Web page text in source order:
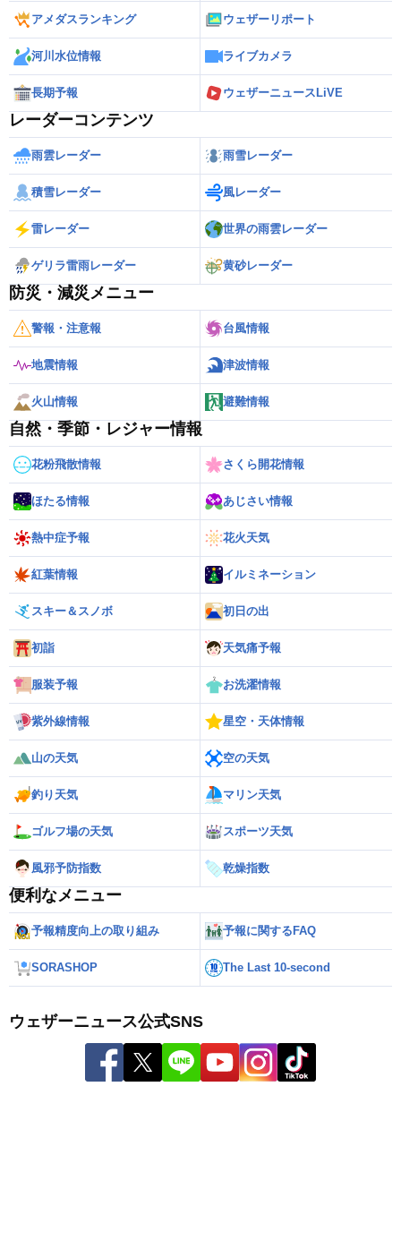
アメダスランキング ウェザーリポート
河川水位情報 ライブカメラ
長期予報 ウェザーニュースLiVE
レーダーコンテンツ
雨雲レーダー 雨雪レーダー
積雪レーダー 風レーダー
雷レーダー 世界の雨雲レーダー
ゲリラ雷雨レーダー 黄砂レーダー
防災・減災メニュー
警報・注意報 台風情報
地震情報 津波情報
火山情報 避難情報
自然・季節・レジャー情報
花粉飛散情報 さくら開花情報
ほたる情報 あじさい情報
熱中症予報 花火天気
紅葉情報 イルミネーション
スキー＆スノボ 初日の出
初詣 天気痛予報
服装予報 お洗濯情報
紫外線情報 星空・天体情報
山の天気 空の天気
釣り天気 マリン天気
ゴルフ場の天気 スポーツ天気
風邪予防指数 乾燥指数
便利なメニュー
予報精度向上の取り組み 予報に関するFAQ
SORASHOP The Last 10-second
ウェザーニュース公式SNS